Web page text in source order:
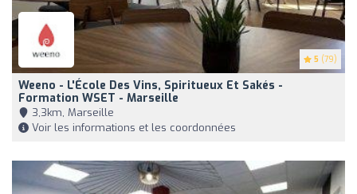
5 (79)
Weeno - L'École Des Vins, Spiritueux Et Sakés -
Formation WSET - Marseille
3,3km, Marseille
Voir les informations et les coordonnées